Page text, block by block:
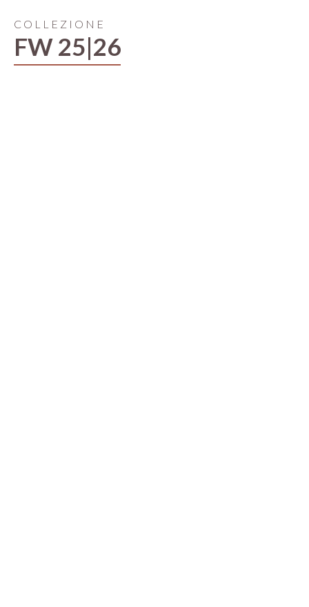
COLLEZIONE
FW 25|26